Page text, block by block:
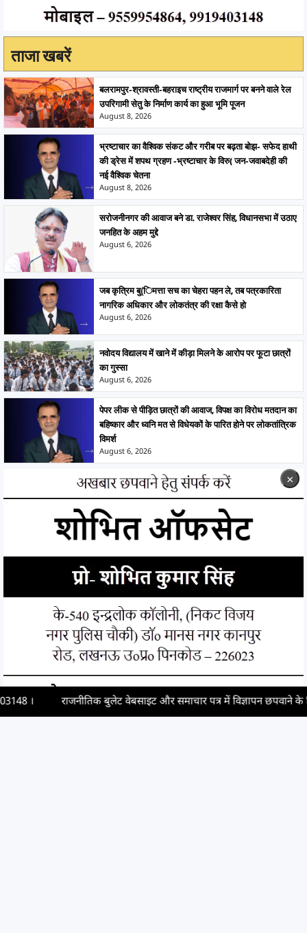
ताजा खबरें
बलरामपुर-श्रावस्ती-बहराइच राष्ट्रीय राजमार्ग पर बनने वाले रेल
उपरिगामी सेतु के निर्माण कार्य का हुआ भूमि पूजन
August 8, 2026
भ्रष्टाचार का वैश्विक संकट और गरीब पर बढ़ता बोझ- सफेद हाथी
की ड्रेस में शपथ ग्रहण -भ्रष्टाचार के विरु( जन-जवाबदेही की
नई वैश्विक चेतना
August 8, 2026
सरोजनीनगर की आवाज बने डा. राजेश्वर सिंह, विधानसभा में उठाए
जनहित के अहम मुद्दे
August 6, 2026
जब कृत्रिम बु(िमत्ता सच का चेहरा पहन ले, तब पत्रकारिता
नागरिक अधिकार और लोकतंत्र की रक्षा कैसे हो
August 6, 2026
नवोदय विद्यालय में खाने में कीड़ा मिलने के आरोप पर फूटा छात्रों
का गुस्सा
August 6, 2026
पेपर लीक से पीड़ित छात्रों की आवाज, विपक्ष का विरोध मतदान का
बहिष्कार और ध्वनि मत से विधेयकों के पारित होने पर लोकतांत्रिक
विमर्श
August 6, 2026
×
राजनीतिक बुलेट वेबसाइट और समाचार पत्र में विज्ञापन छपवाने के लिए संपर्क